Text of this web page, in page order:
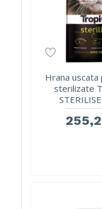
Hrana uscata
sterilizate